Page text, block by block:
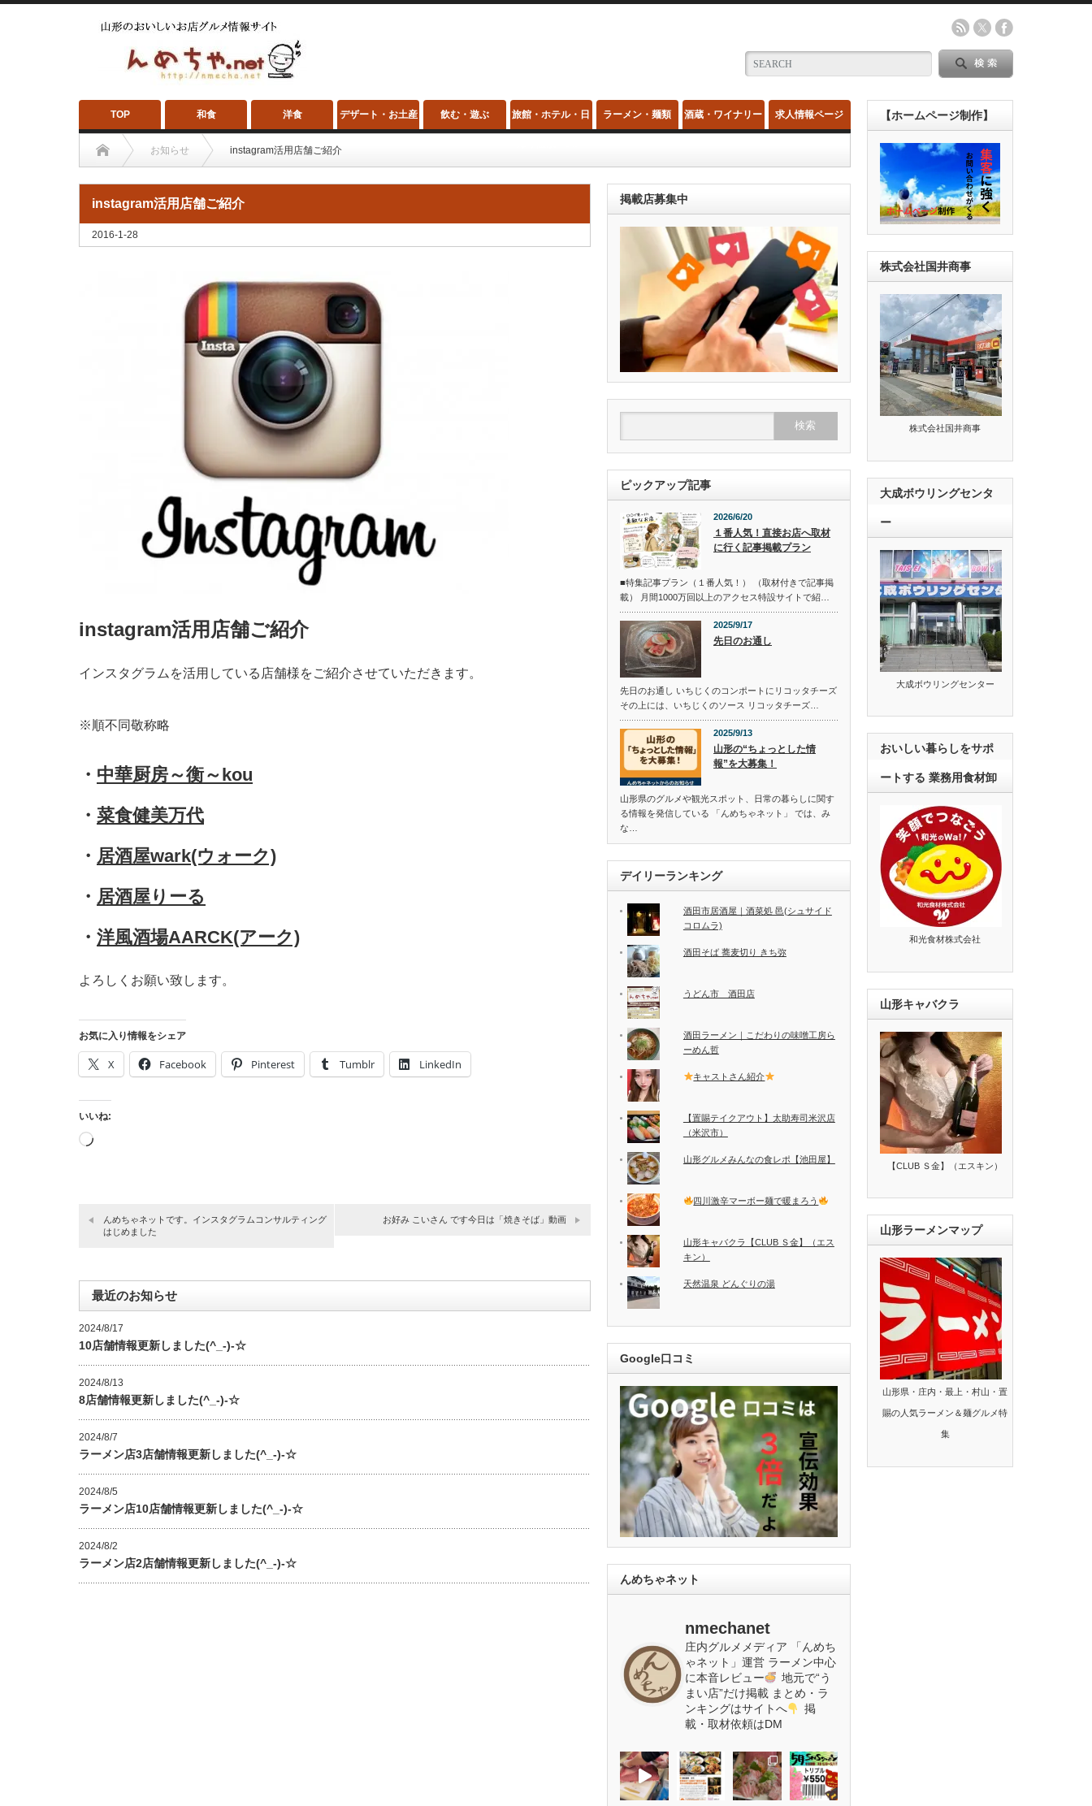
TOP 和食 洋食 デザート・お土産 飲む・遊ぶ 旅館・ホテル・日 ラーメン・麺類 酒蔵・ワイナリー 求人情報ページ
お知らせ instagram活用店舗ご紹介
instagram活用店舗ご紹介
2016-1-28
instagram活用店舗ご紹介
インスタグラムを活用している店舗様をご紹介させていただきます。
※順不同敬称略
・ 中華厨房～衡～kou
・ 菜食健美万代
・ 居酒屋wark(ウォーク)
・ 居酒屋りーる
・ 洋風酒場AARCK(アーク)
よろしくお願い致します。
お気に入り情報をシェア
X Facebook Pinterest Tumblr LinkedIn
いいね:
読
んめちゃネットです。インスタグラムコンサルティング
はじめました
お好み こいさん です今日は「焼きそば」動画
最近のお知らせ
2024/8/17
10店舗情報更新しました(^_-)-☆
2024/8/13
8店舗情報更新しました(^_-)-☆
2024/8/7
ラーメン店3店舗情報更新しました(^_-)-☆
2024/8/5
ラーメン店10店舗情報更新しました(^_-)-☆
2024/8/2
ラーメン店2店舗情報更新しました(^_-)-☆
掲載店募集中
ピックアップ記事
2026/6/20
１番人気！直接お店へ取材
に行く記事掲載プラン
■特集記事プラン（１番人気！） （取材付きで記事掲
載） 月間1000万回以上のアクセス特設サイトで紹…
2025/9/17
先日のお通し
先日のお通し いちじくのコンポートにリコッタチーズ
その上には、いちじくのソース リコッタチーズ…
2025/9/13
山形の“ちょっとした情
報”を大募集！
山形県のグルメや観光スポット、日常の暮らしに関す
る情報を発信している 「んめちゃネット」 では、み
な…
デイリーランキング
酒田市居酒屋｜酒菜処 邑(シュサイド
コロムラ)
酒田そば 蕎麦切り きち弥
うどん市 酒田店
酒田ラーメン｜こだわりの味噌工房ら
ーめん哲
キャストさん紹介
【置賜テイクアウト】太助寿司米沢店
（米沢市）
山形グルメみんなの食レポ【池田屋】
四川激辛マーボー麺で暖まろう
山形キャバクラ【CLUB Ｓ金】（エス
キン）
天然温泉 どんぐりの湯
Google口コミ
んめちゃネット
nmechanet
庄内グルメメディア 「んめち
ゃネット」運営 ラーメン中心
に本音レビュー
地元で“う
まい店”だけ掲載 まとめ・ラ
ンキングはサイトへ
掲
載・取材依頼はDM
【ホームページ制作】
株式会社国井商事
株式会社国井商事
大成ボウリングセンタ
ー
大成ボウリングセンター
おいしい暮らしをサポ
ートする 業務用食材卸
和光食材株式会社
山形キャバクラ
【CLUB Ｓ金】（エスキン）
山形ラーメンマップ
山形県・庄内・最上・村山・置
賜の人気ラーメン＆麺グルメ特
集